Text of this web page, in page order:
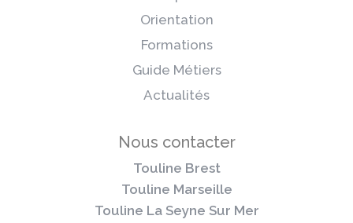
Orientation
Formations
Guide Métiers
Actualités
Nous contacter
Touline Brest
Touline Marseille
Touline La Seyne Sur Mer